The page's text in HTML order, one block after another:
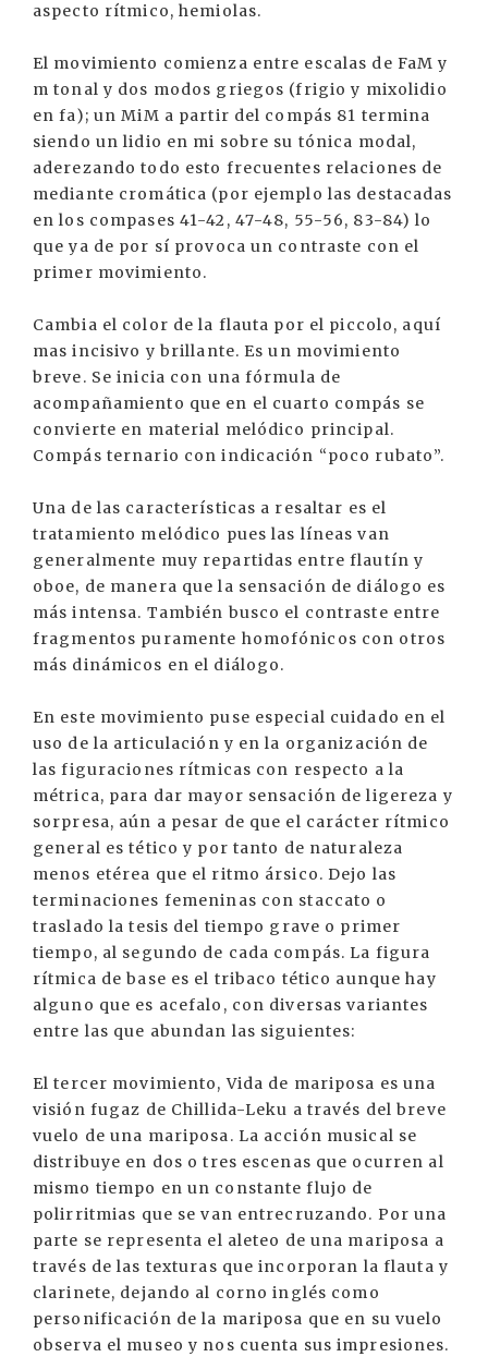
aspecto rítmico, hemiolas.
El movimiento comienza entre escalas de FaM y
m tonal y dos modos griegos (frigio y mixolidio
en fa); un MiM a partir del compás 81 termina
siendo un lidio en mi sobre su tónica modal,
aderezando todo esto frecuentes relaciones de
mediante cromática (por ejemplo las destacadas
en los compases 41-42, 47-48, 55-56, 83-84) lo
que ya de por sí provoca un contraste con el
primer movimiento.
Cambia el color de la flauta por el piccolo, aquí
mas incisivo y brillante. Es un movimiento
breve. Se inicia con una fórmula de
acompañamiento que en el cuarto compás se
convierte en material melódico principal.
Compás ternario con indicación “poco rubato”.
Una de las características a resaltar es el
tratamiento melódico pues las líneas van
generalmente muy repartidas entre flautín y
oboe, de manera que la sensación de diálogo es
más intensa. También busco el contraste entre
fragmentos puramente homofónicos con otros
más dinámicos en el diálogo.
En este movimiento puse especial cuidado en el
uso de la articulación y en la organización de
las figuraciones rítmicas con respecto a la
métrica, para dar mayor sensación de ligereza y
sorpresa, aún a pesar de que el carácter rítmico
general es tético y por tanto de naturaleza
menos etérea que el ritmo ársico. Dejo las
terminaciones femeninas con staccato o
traslado la tesis del tiempo grave o primer
tiempo, al segundo de cada compás. La figura
rítmica de base es el tribaco tético aunque hay
alguno que es acefalo, con diversas variantes
entre las que abundan las siguientes:
El tercer movimiento, Vida de mariposa es una
visión fugaz de Chillida-Leku a través del breve
vuelo de una mariposa. La acción musical se
distribuye en dos o tres escenas que ocurren al
mismo tiempo en un constante flujo de
polirritmias que se van entrecruzando. Por una
parte se representa el aleteo de una mariposa a
través de las texturas que incorporan la flauta y
clarinete, dejando al corno inglés como
personificación de la mariposa que en su vuelo
observa el museo y nos cuenta sus impresiones.